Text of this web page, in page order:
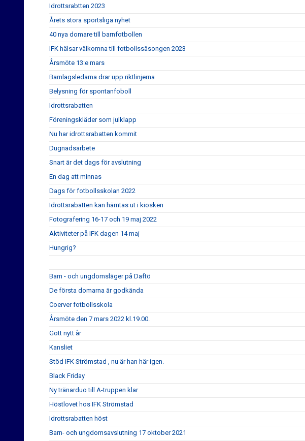
Idrottsrabtten 2023
Årets stora sportsliga nyhet
40 nya domare till barnfotbollen
IFK hälsar välkomna till fotbollssäsongen 2023
Årsmöte 13:e mars
Barnlagsledarna drar upp riktlinjerna
Belysning för spontanfoboll
Idrottsrabatten
Föreningskläder som julklapp
Nu har idrottsrabatten kommit
Dugnadsarbete
Snart är det dags för avslutning
En dag att minnas
Dags för fotbollsskolan 2022
Idrottsrabatten kan hämtas ut i kiosken
Fotografering 16-17 och 19 maj 2022
Aktiviteter på IFK dagen 14 maj
Hungrig?
Barn - och ungdomsläger på Daftö
De första domarna är godkända
Coerver fotbollsskola
Årsmöte den 7 mars 2022 kl.19.00.
Gott nytt år
Kansliet
Stöd IFK Strömstad , nu är han här igen.
Black Friday
Ny tränarduo till A-truppen klar
Höstlovet hos IFK Strömstad
Idrottsrabatten höst
Barn- och ungdomsavslutning 17 oktober 2021